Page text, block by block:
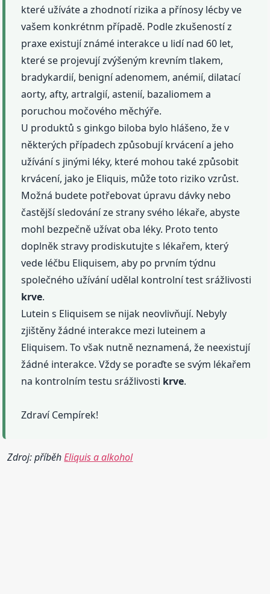
které užíváte a zhodnotí rizika a přínosy lécby ve
vašem konkrétnm případě. Podle zkušeností z
praxe existují známé interakce u lidí nad 60 let,
které se projevují zvýšeným krevním tlakem,
bradykardií, benigní adenomem, anémií, dilatací
aorty, afty, artralgií, astenií, bazaliomem a
poruchou močového měchýře.
U produktů s ginkgo biloba bylo hlášeno, že v
některých případech způsobují krvácení a jeho
užívání s jinými léky, které mohou také způsobit
krvácení, jako je Eliquis, může toto riziko vzrůst.
Možná budete potřebovat úpravu dávky nebo
častější sledování ze strany svého lékaře, abyste
mohl bezpečně užívat oba léky. Proto tento
doplněk stravy prodiskutujte s lékařem, který
vede léčbu Eliquisem, aby po prvním týdnu
společného užívání udělal kontrolní test srážlivosti
krve.
Lutein s Eliquisem se nijak neovlivňují. Nebyly
zjištěny žádné interakce mezi luteinem a
Eliquisem. To však nutně neznamená, že neexistují
žádné interakce. Vždy se poraďte se svým lékařem
na kontrolním testu srážlivosti krve.
Zdraví Cempírek!
Zdroj: příběhEliquis a alkohol